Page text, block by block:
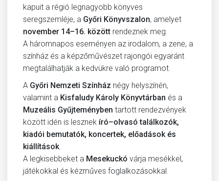
kapuit a régió legnagyobb könyves
seregszemléje, a Győri Könyvszalon, amelyet
november 14–16. között rendeznek meg.
A háromnapos eseményen az irodalom, a zene, a
színház és a képzőművészet rajongói egyaránt
megtalálhatják a kedvükre való programot.
A Győri Nemzeti Színház négy helyszínén,
valamint a Kisfaludy Károly Könyvtárban és a
Muzeális Gyűjteményben tartott rendezvények
között idén is lesznek író–olvasó találkozók,
kiadói bemutatók, koncertek, előadások és
kiállítások
A legkisebbeket a Mesekuckó várja mesékkel,
játékokkal és kézműves foglalkozásokkal.